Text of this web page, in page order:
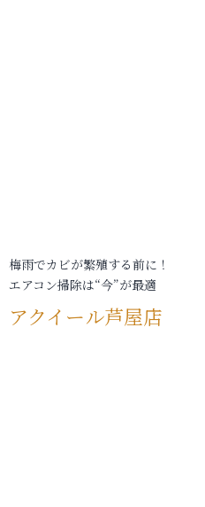
梅雨でカビが繁殖する前に！
エアコン掃除は“今”が最適
アクイール芦屋店